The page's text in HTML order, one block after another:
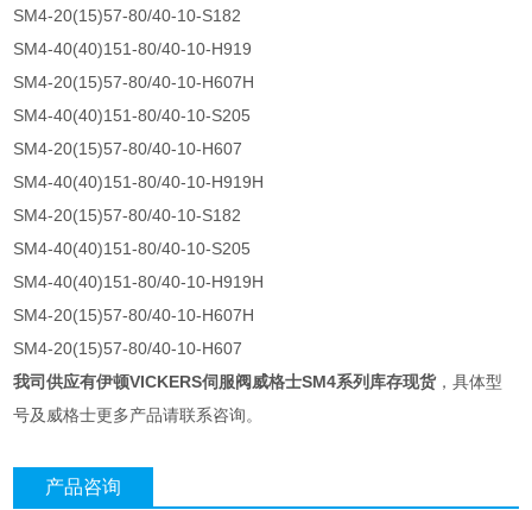
SM4-20(15)57-80/40-10-S182
SM4-40(40)151-80/40-10-H919
SM4-20(15)57-80/40-10-H607H
SM4-40(40)151-80/40-10-S205
SM4-20(15)57-80/40-10-H607
SM4-40(40)151-80/40-10-H919H
SM4-20(15)57-80/40-10-S182
SM4-40(40)151-80/40-10-S205
SM4-40(40)151-80/40-10-H919H
SM4-20(15)57-80/40-10-H607H
SM4-20(15)57-80/40-10-H607
我司供应有伊顿VICKERS伺服阀威格士SM4系列库存现货，具体型
号及威格士更多产品请联系咨询。
产品咨询